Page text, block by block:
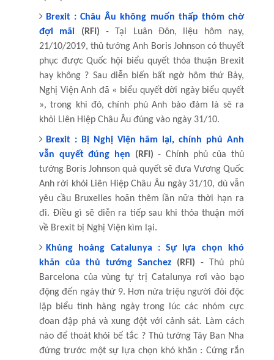
Brexit : Châu Âu không muốn thấp thỏm chờ
đợi mãi (RFI) - Tại Luân Đôn, liệu hôm nay,
21/10/2019, thủ tướng Anh Boris Johnson có thuyết
phục được Quốc hội biểu quyết thỏa thuận Brexit
hay không ? Sau diễn biến bất ngờ hôm thứ Bảy,
Nghị Viện Anh đã « biểu quyết dời ngày biểu quyết
», trong khi đó, chính phủ Anh bảo đảm là sẽ ra
khỏi Liên Hiệp Châu Âu đúng vào ngày 31/10.
Brexit : Bị Nghị Viện hãm lại, chính phủ Anh
vẫn quyết đúng hẹn (RFI) - Chính phủ của thủ
tướng Boris Johnson quả quyết sẽ đưa Vương Quốc
Anh rời khỏi Liên Hiệp Châu Âu ngày 31/10, dù vẫn
yêu cầu Bruxelles hoãn thêm lần nữa thời hạn ra
đi. Điều gì sẽ diễn ra tiếp sau khi thỏa thuận mới
về Brexit bị Nghị Viện kìm lại.
Khủng hoảng Catalunya : Sự lựa chọn khó
khăn của thủ tướng Sanchez (RFI) - Thủ phủ
Barcelona của vùng tự trị Catalunya rơi vào bạo
động đến ngày thứ 9. Hơn nửa triệu người đòi độc
lập biểu tình hàng ngày trong lúc các nhóm cực
đoan đập phá và xung đột với cảnh sát. Làm cách
nào để thoát khỏi bế tắc ? Thủ tướng Tây Ban Nha
đứng trước một sự lựa chọn khó khăn : Cứng rắn